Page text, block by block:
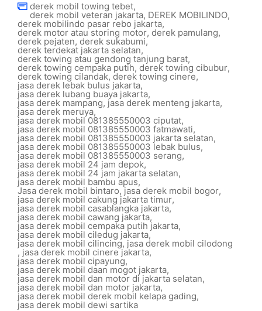
derek mobil towing tebet,
derek mobil veteran jakarta, DEREK MOBILINDO,
derek mobilindo pasar rebo jakarta,
derek motor atau storing motor, derek pamulang,
derek pejaten, derek sukabumi,
derek terdekat jakarta selatan,
derek towing atau gendong tanjung barat,
derek towing cempaka putih, derek towing cibubur,
derek towing cilandak, derek towing cinere,
jasa derek lebak bulus jakarta,
jasa derek lubang buaya jakarta,
jasa derek mampang, jasa derek menteng jakarta,
jasa derek meruya,
jasa derek mobil 081385550003 ciputat,
jasa derek mobil 081385550003 fatmawati,
jasa derek mobil 081385550003 jakarta selatan,
jasa derek mobil 081385550003 lebak bulus,
jasa derek mobil 081385550003 serang,
jasa derek mobil 24 jam depok,
jasa derek mobil 24 jam jakarta selatan,
jasa derek mobil bambu apus,
Jasa derek mobil bintaro,jasa derek mobil bogor,
jasa derek mobil cakung jakarta timur,
jasa derek mobil casablangka jakarta,
jasa derek mobil cawang jakarta,
jasa derek mobil cempaka putih jakarta,
jasa derek mobil ciledug jakarta,
jasa derek mobil cilincing, jasa derek mobil cilodong
, jasa derek mobil cinere jakarta,
jasa derek mobil cipayung,
jasa derek mobil daan mogot jakarta,
jasa derek mobil dan motor di jakarta selatan,
jasa derek mobil dan motor jakarta,
jasa derek mobil derek mobil kelapa gading,
jasa derek mobil dewi sartika